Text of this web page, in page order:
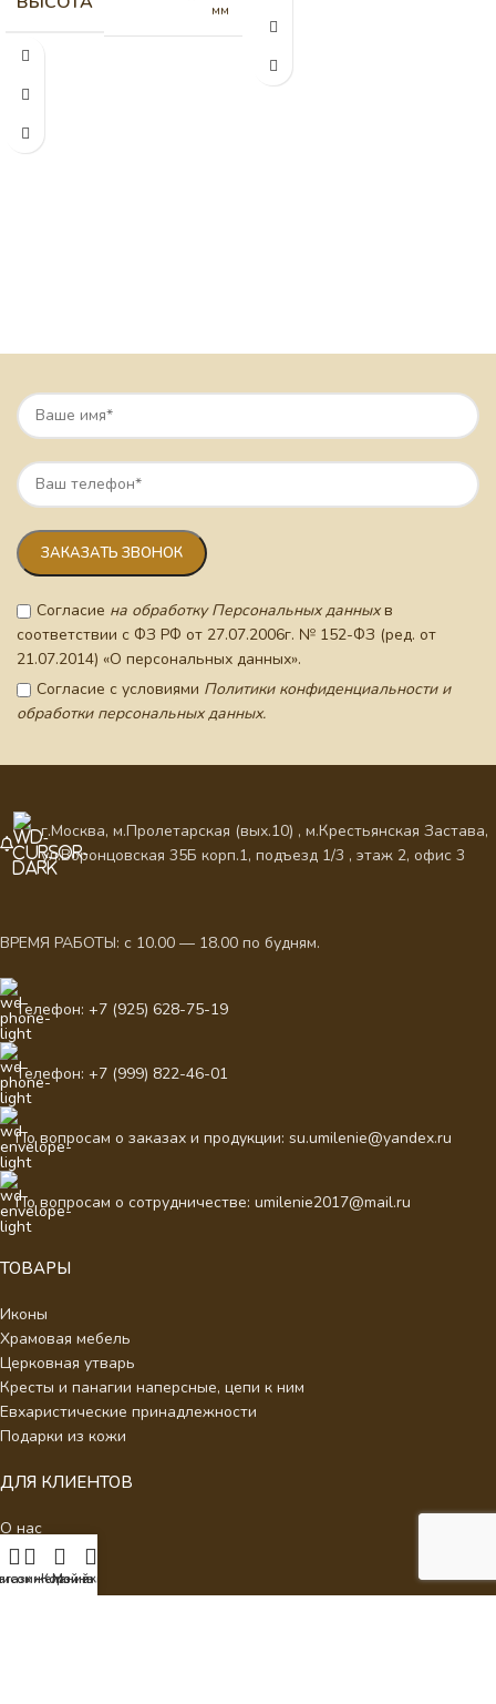
мм
Согласие на обработку Персональных данныхв
соответствии с ФЗ РФ от 27.07.2006г. № 152-ФЗ (ред. от
21.07.2014) «О персональных данных».
Согласие с условиями Политики конфиденциальности и
обработки персональных данных.
г.Москва, м.Пролетарская (вых.10) , м.Крестьянская Застава,
ул.Воронцовская 35Б корп.1, подъезд 1/3 , этаж 2, офис 3
ВРЕМЯ РАБОТЫ: с 10.00 — 18.00 по будням.
Телефон: +7 (925) 628-75-19
Телефон: +7 (999) 822-46-01
По вопросам о заказах и продукции: su.umilenie@yandex.ru
По вопросам о сотрудничестве: umilenie2017@mail.ru
ТОВАРЫ
Иконы
Храмовая мебель
Церковная утварь
Кресты и панагии наперсные, цепи к ним
Евхаристические принадлежности
Подарки из кожи
ДЛЯ КЛИЕНТОВ
О нас
Отзывы
Новостижеланий
Корзина
Мой аккаунт